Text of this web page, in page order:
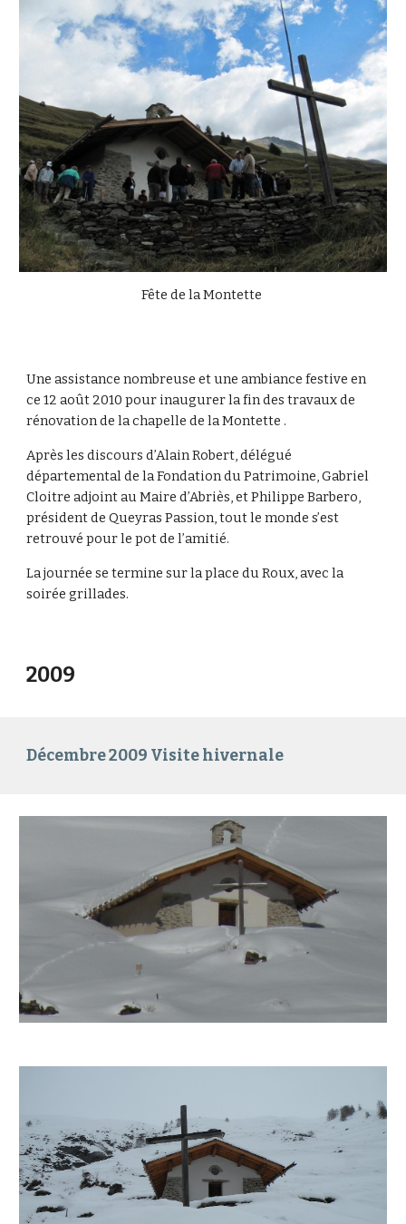
Fête de la Montette
Une assistance nombreuse et une ambiance festive en
ce 12 août 2010 pour inaugurer la fin des travaux de
rénovation de la chapelle de la Montette .
Après les discours d’Alain Robert, délégué
départemental de la Fondation du Patrimoine, Gabriel
Cloitre adjoint au Maire d’Abriès, et Philippe Barbero,
président de Queyras Passion, tout le monde s’est
retrouvé pour le pot de l’amitié.
La journée se termine sur la place du Roux, avec la
soirée grillades.
2009
Décembre 2009 Visite hivernale